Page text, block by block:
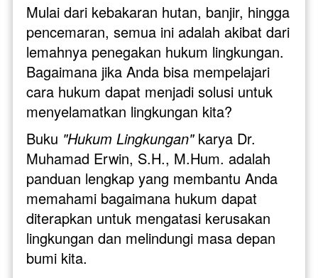
Mulai dari kebakaran hutan, banjir, hingga
pencemaran, semua ini adalah akibat dari
lemahnya penegakan hukum lingkungan.
Bagaimana jika Anda bisa mempelajari
cara hukum dapat menjadi solusi untuk
menyelamatkan lingkungan kita?
Buku "Hukum Lingkungan" karya Dr.
Muhamad Erwin, S.H., M.Hum. adalah
panduan lengkap yang membantu Anda
memahami bagaimana hukum dapat
diterapkan untuk mengatasi kerusakan
lingkungan dan melindungi masa depan
bumi kita.